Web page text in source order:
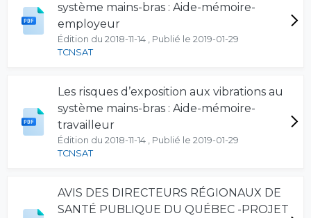
système mains-bras : Aide-mémoire-
employeur
Édition du 2018-11-14 , Publié le 2019-01-29
TCNSAT
Les risques d’exposition aux vibrations au
système mains-bras : Aide-mémoire-
travailleur
Édition du 2018-11-14 , Publié le 2019-01-29
TCNSAT
AVIS DES DIRECTEURS RÉGIONAUX DE
SANTÉ PUBLIQUE DU QUÉBEC -PROJET